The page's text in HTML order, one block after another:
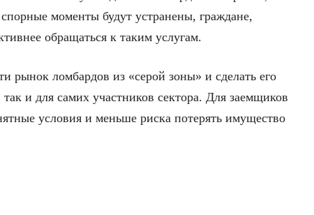
моменты будут устранены, граждане,
обращаться к таким услугам.
рынок ломбардов из «серой зоны» и сделать его
и для самих участников сектора. Для заемщиков
условия и меньше риска потерять имущество